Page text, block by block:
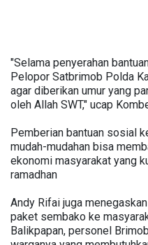
"Selama penyerahan
Pelopor Satbrimob Polda
agar diberikan umur yang
oleh Allah SWT," ucap
Pemberian bantuan sosial
mudah-mudahan bisa
ekonomi masyarakat yang
ramadhan
Andy Rifai juga
paket sembako ke
Balikpapan, personel